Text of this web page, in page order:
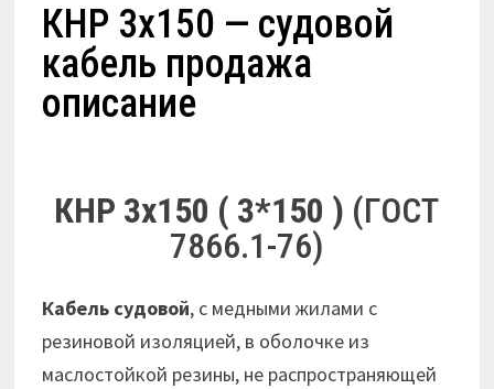
КНР 3х150 — судовой
кабель продажа
описание
КНР 3х150 ( 3*150 ) (ГОСТ
7866.1-76)
Кабель судовой, с медными жилами с
резиновой изоляцией, в оболочке из
маслостойкой резины, не распространяющей